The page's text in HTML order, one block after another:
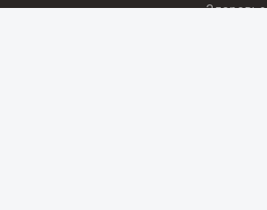
Здоровье